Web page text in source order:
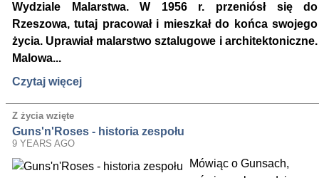
Wydziale Malarstwa. W 1956 r. przeniósł się do
Rzeszowa, tutaj pracował i mieszkał do końca swojego
życia. Uprawiał malarstwo sztalugowe i architektoniczne.
Malowa...
Czytaj więcej
Z życia wzięte
Guns'n'Roses - historia zespołu
9 YEARS AGO
Mówiąc o Gunsach,